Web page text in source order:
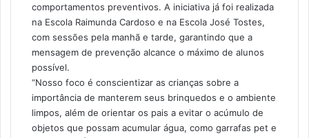
comportamentos preventivos. A iniciativa já foi realizada
na Escola Raimunda Cardoso e na Escola José Tostes,
com sessões pela manhã e tarde, garantindo que a
mensagem de prevenção alcance o máximo de alunos
possível.
“Nosso foco é conscientizar as crianças sobre a
importância de manterem seus brinquedos e o ambiente
limpos, além de orientar os pais a evitar o acúmulo de
objetos que possam acumular água, como garrafas pet e